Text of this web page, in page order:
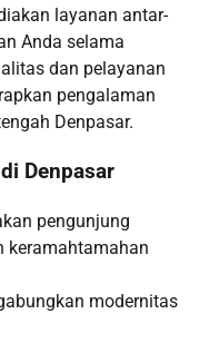
layanan antar-
Anda selama
dan pelayanan
pengalaman
Denpasar.
Denpasar
pengunjung
keramahtamahan
modernitas